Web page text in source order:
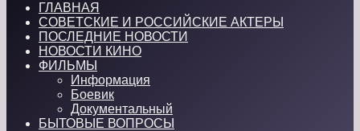
ГЛАВНАЯ
СОВЕТСКИЕ И РОССИЙСКИЕ АКТЕРЫ
ПОСЛЕДНИЕ НОВОСТИ
НОВОСТИ КИНО
ФИЛЬМЫ
Информация
Боевик
Документальный
БЫТОВЫЕ ВОПРОСЫ